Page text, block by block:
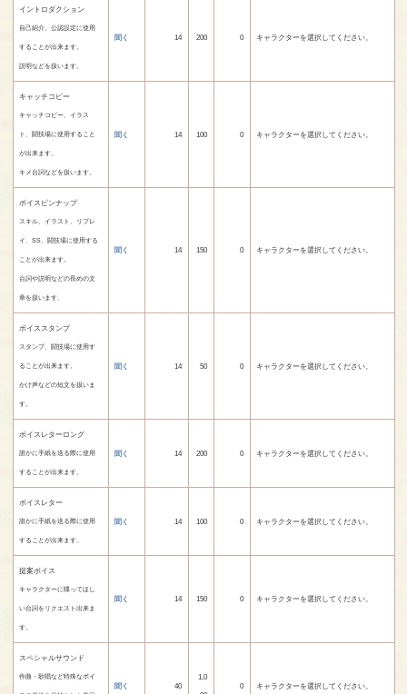
イントロダクション
自己紹介、公認設定に使用
することが出来ます。
説明などを扱います。
聞く 14 200 0 キャラクターを選択してください。
キャッチコピー
キャッチコピー、イラス
ト、闘技場に使用すること
が出来ます。
キメ台詞などを扱います。
聞く 14 100 0 キャラクターを選択してください。
ボイスピンナップ
スキル、イラスト、リプレ
イ、SS、闘技場に使用する
ことが出来ます。
台詞や説明などの長めの文
章を扱います。
聞く 14 150 0 キャラクターを選択してください。
ボイススタンプ
スタンプ、闘技場に使用す
ることが出来ます。
かけ声などの短文を扱いま
す。
聞く 14 50 0 キャラクターを選択してください。
ボイスレターロング
誰かに手紙を送る際に使用
することが出来ます。
聞く 14 200 0 キャラクターを選択してください。
ボイスレター
誰かに手紙を送る際に使用
することが出来ます。
聞く 14 100 0 キャラクターを選択してください。
提案ボイス
キャラクターに喋ってほし
い台詞をリクエスト出来ま
す。
聞く 14 150 0 キャラクターを選択してください。
スペシャルサウンド
作曲・歌唱など特殊なボイ
聞く 40
1,0
0 キャラクターを選択してください。